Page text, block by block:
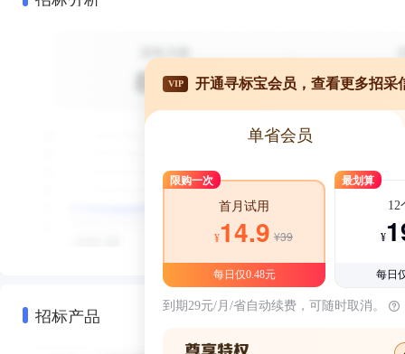
招标产品
VIP 开通寻标宝会员，查看更多招采
单省会员
限购一次
首月试用
¥14.9 ¥39
每日仅0.48元
最划算
12
¥
每日
到期29元/月/省自动续费，可随时取消。